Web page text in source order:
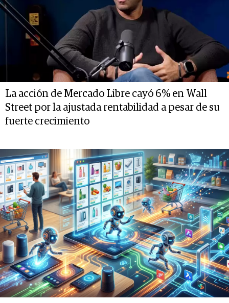
La acción de Mercado Libre cayó 6% en Wall
Street por la ajustada rentabilidad a pesar de su
fuerte crecimiento